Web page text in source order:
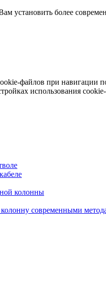
установить более
файлов при навигации
использования
колонны
современными